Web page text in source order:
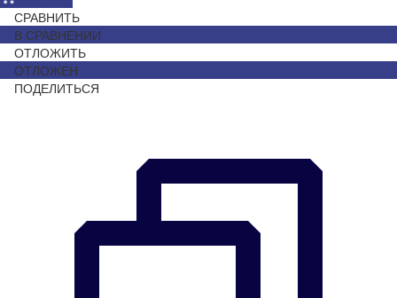
СРАВНИТЬ
В СРАВНЕНИИ
ОТЛОЖИТЬ
ОТЛОЖЕН
ПОДЕЛИТЬСЯ